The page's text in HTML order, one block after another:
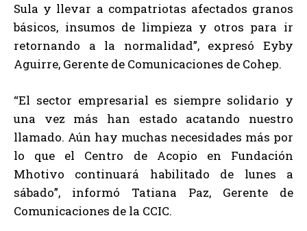
Sula y llevar a compatriotas afectados granos
básicos, insumos de limpieza y otros para ir
retornando a la normalidad”, expresó Eyby
Aguirre, Gerente de Comunicaciones de Cohep.
“El sector empresarial es siempre solidario y
una vez más han estado acatando nuestro
llamado. Aún hay muchas necesidades más por
lo que el Centro de Acopio en Fundación
Mhotivo continuará habilitado de lunes a
sábado”, informó Tatiana Paz, Gerente de
Comunicaciones de la CCIC.